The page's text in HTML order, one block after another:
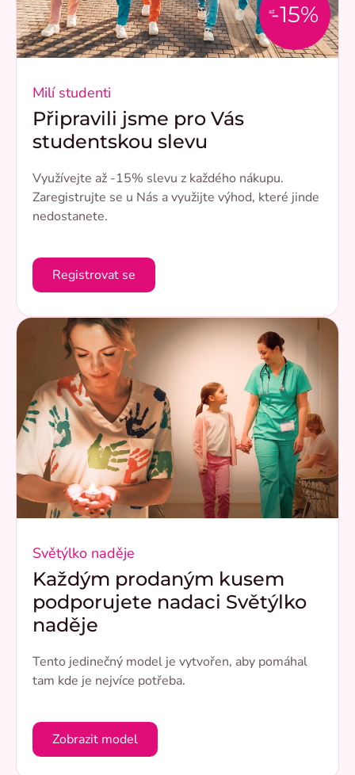
až-15%
Milí studenti
Připravili jsme pro Vás
studentskou slevu
Využívejte až -15% slevu z každého nákupu.
Zaregistrujte se u Nás a využijte výhod, které jinde
nedostanete.
Registrovat se
Světýlko naděje
Každým prodaným kusem
podporujete nadaci Světýlko
naděje
Tento jedinečný model je vytvořen, aby pomáhal
tam kde je nejvíce potřeba.
Zobrazit model